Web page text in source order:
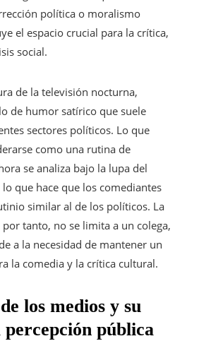
política o moralismo
el espacio crucial para la crítica,
social.
de la televisión nocturna,
de humor satírico que suele
sectores políticos. Lo que
como una rutina de
se analiza bajo la lupa del
que hace que los comediantes
similar al de los políticos. La
por tanto, no se limita a un colega,
a la necesidad de mantener un
la comedia y la crítica cultural.
los medios y su
percepción pública